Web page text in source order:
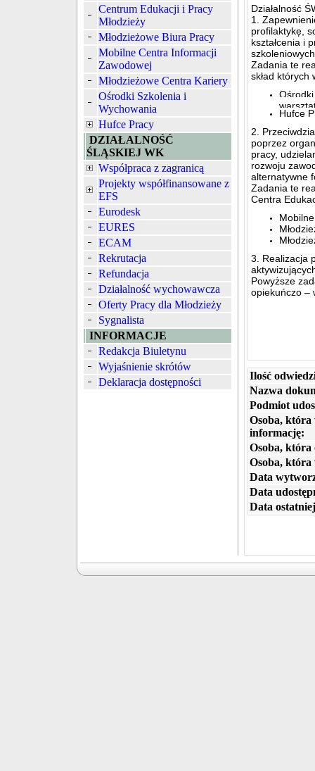
Centrum Edukacji i Pracy
Młodzieży
Młodzieżowe Biura Pracy
Mobilne Centra Informacji
Zawodowej
Młodzieżowe Centra Kariery
Ośrodki Szkolenia i
Wychowania
Hufce Pracy
DZIAŁALNOŚĆ
ŚLĄSKIEJ WK
Współpraca z zagranicą
Projekty współfinansowane z
EFS
Eurodesk
EURES
ECAM
Rekrutacja
Refundacja
Działalność wychowawcza
Oferty Pracy dla Młodzieży
Sygnalista
INFORMACJE
Redakcja Biuletynu
Wyjaśnienie skrótów
Deklaracja dostępności
Działalność
1.
profilaktykę,
kształcenia i
Zadania te
skład których
Hufce
2.
poprzez
pracy,
rozwoju
alternatywne
Zadania te
Centra
3. Realizacja
Powyższe
opiekuńczo –
Ilość
Nazwa
Podmiot
Osoba, która
informację:
Osoba, która
Osoba, która
Data
Data
Data